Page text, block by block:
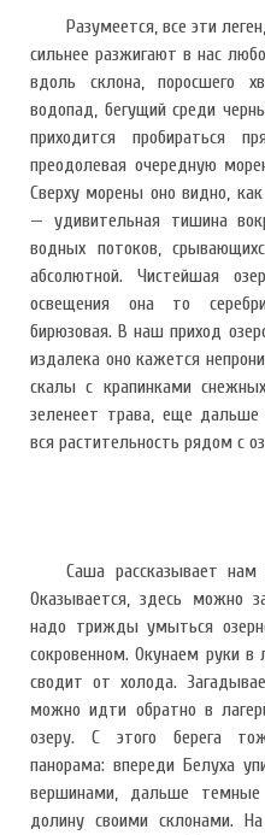
Разумеется, все эти
сильнее разжигают в нас
вдоль склона, поросшего
водопад, бегущий среди
приходится пробираться
преодолевая очередную
Сверху морены оно видно,
— удивительная тишина
водных потоков,
абсолютной. Чистейшая
освещения она то
бирюзовая. В наш приход
издалека оно кажется
скалы с крапинками
зеленеет трава, еще
вся растительность рядом с
Саша рассказывает
Оказывается, здесь можно
надо трижды умыться
сокровенном. Окунаем руки
сводит от холода.
можно идти обратно в
озеру. С этого берега
панорама: впереди Белуха
вершинами, дальше
долину своими склонами.